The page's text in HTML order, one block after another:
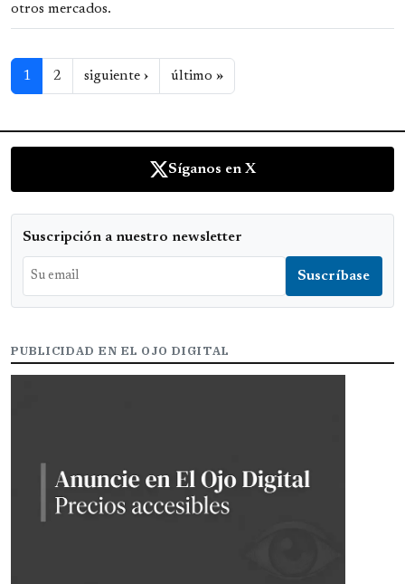
otros mercados.
Paginación
1 2 siguiente ›Siguiente página
último »Última página
Síganos en X
Suscripción a nuestro newsletter
PUBLICIDAD EN EL OJO DIGITAL